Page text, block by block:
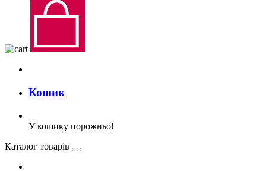
Кошик
У кошику порожньо!
Каталог товарів